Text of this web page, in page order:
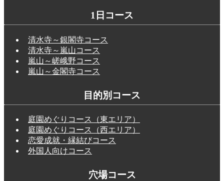
1日コース
清水寺～銀閣寺コース
清水寺～嵐山コース
嵐山～嵯峨野コース
嵐山～金閣寺コース
目的別コース
庭園めぐりコース（東エリア）
庭園めぐりコース（西エリア）
恋愛成就・縁結びコース
外国人向けコース
穴場コース